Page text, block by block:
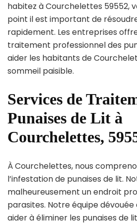
habitez à Courchelettes 59552,
point il est important de
rapidement. Les entreprises
traitement professionnel des
aider les habitants de
sommeil paisible.
Services de
Punaises de Lit à
Courchelettes,
À Courchelettes, nous
l’infestation de punaises de lit.
malheureusement un endroit
parasites. Notre équipe dévouée
aider à éliminer les punaises de